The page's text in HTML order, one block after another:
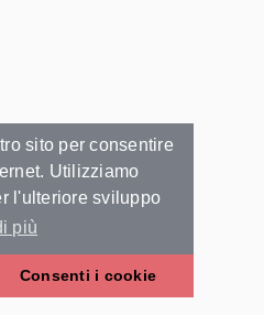
sito per consentire
Utilizziamo
l'ulteriore sviluppo
più
Consenti i cookie